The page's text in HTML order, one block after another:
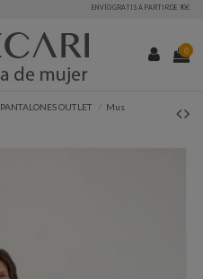
ENVÍO GRATIS A PARTIR DE 90€
0
PANTALONES OUTLET
Mus